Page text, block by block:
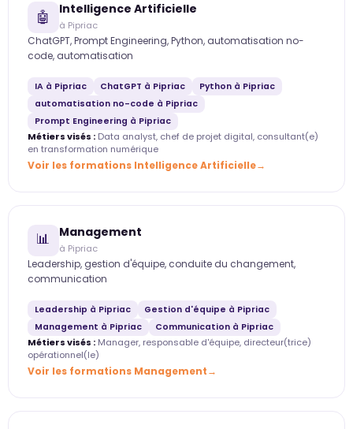
🤖 Intelligence Artificielle
à Pipriac
ChatGPT, Prompt Engineering, Python, automatisation no-
code, automatisation
IA à Pipriac ChatGPT à Pipriac
Python à Pipriac
automatisation no-code à Pipriac
Prompt Engineering à Pipriac
Métiers visés : Data analyst, chef de projet digital, consultant(e)
en transformation numérique
Voir les formations Intelligence Artificielle
📊 Management
à Pipriac
Leadership, gestion d'équipe, conduite du changement,
communication
Leadership à Pipriac
Gestion d'équipe à Pipriac
Management à Pipriac
Communication à Pipriac
Métiers visés : Manager, responsable d'équipe, directeur(trice)
opérationnel(le)
Voir les formations Management